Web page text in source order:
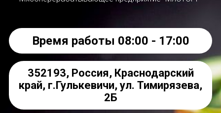
Время работы 08:00 - 17:00
352193, Россия, Краснодарский
край, г.Гулькевичи, ул. Тимирязева,
2Б